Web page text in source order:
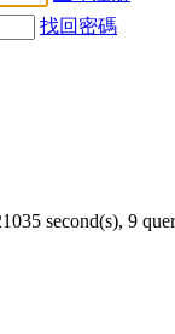
找回密碼
second(s), 9